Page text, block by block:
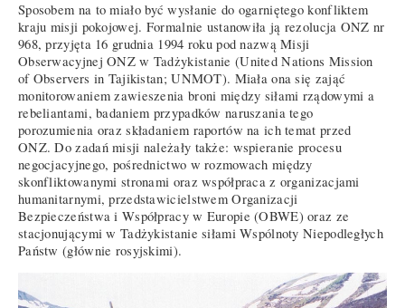
Sposobem na to miało być wysłanie do ogarniętego konfliktem
kraju misji pokojowej. Formalnie ustanowiła ją rezolucja ONZ nr
968, przyjęta 16 grudnia 1994 roku pod nazwą Misji
Obserwacyjnej ONZ w Tadżykistanie (United Nations Mission
of Observers in Tajikistan; UNMOT). Miała ona się zająć
monitorowaniem zawieszenia broni między siłami rządowymi a
rebeliantami, badaniem przypadków naruszania tego
porozumienia oraz składaniem raportów na ich temat przed
ONZ. Do zadań misji należały także: wspieranie procesu
negocjacyjnego, pośrednictwo w rozmowach między
skonfliktowanymi stronami oraz współpraca z organizacjami
humanitarnymi, przedstawicielstwem Organizacji
Bezpieczeństwa i Współpracy w Europie (OBWE) oraz ze
stacjonującymi w Tadżykistanie siłami Wspólnoty Niepodległych
Państw (głównie rosyjskimi).